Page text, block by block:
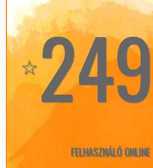
☆
FELHASZNÁLÓ ONLINE